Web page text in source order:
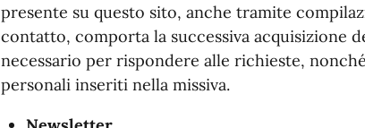
presente su questo sito, anche tramite
contatto, comporta la successiva acquisizione
necessario per rispondere alle richieste,
personali inseriti nella missiva.